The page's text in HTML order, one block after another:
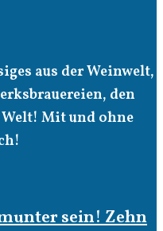
aus der Weinwelt,
den
Welt! Mit und ohne
sein! Zehn